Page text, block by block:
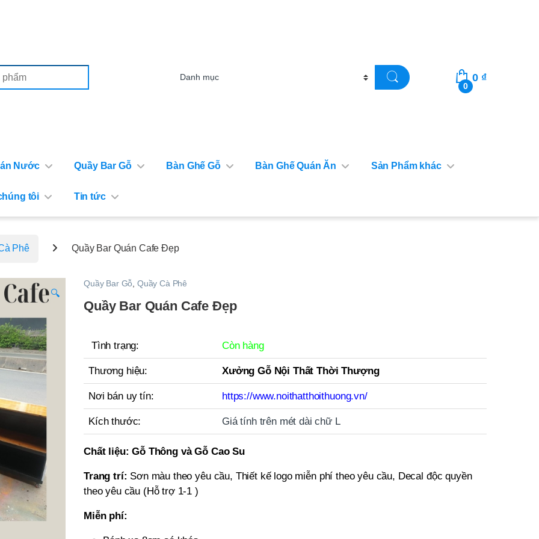
0
0 ₫
Nước Quầy Bar Gỗ Bàn Ghế Gỗ Bàn Ghế Quán Ăn Sản Phẩm khác
tôi Tin tức
Phê Quầy Bar Quán Cafe Đẹp
🔍
Quầy Bar Gỗ, Quầy Cà Phê
Quầy Bar Quán Cafe Đẹp
Tình trạng: Còn hàng
Thương hiệu: Xưởng Gỗ Nội Thất Thời Thượng
Nơi bán uy tín: https://www.noithatthoithuong.vn/
Kích thước: Giá tính trên mét dài chữ L
Chất liệu: Gỗ Thông và Gỗ Cao Su
Trang trí: Sơn màu theo yêu cầu, Thiết kế logo miễn phí theo yêu cầu, Decal độc quyền
theo yêu cầu (Hỗ trợ 1-1 )
Miễn phí: